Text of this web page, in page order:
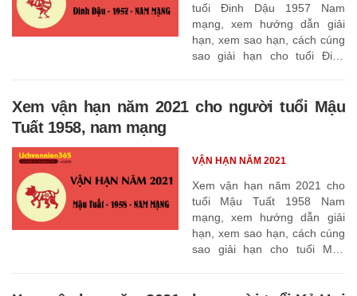
tuổi Đinh Dậu 1957 Nam
mạng, xem hướng dẫn giải
hạn, xem sao hạn, cách cúng
sao giải hạn cho tuổi Đinh
Xem vận hạn năm 2021 cho người tuổi Mậu
Tuất 1958, nam mạng
Xem vận hạn năm 2021 cho
tuổi Mậu Tuất 1958 Nam
mạng, xem hướng dẫn giải
hạn, xem sao hạn, cách cúng
sao giải hạn cho tuổi Mậu
VẬN HẠN NĂM 2021